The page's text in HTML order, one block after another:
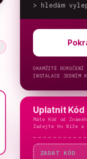
> hledám
OKAMŽITÉ DORUČENÍ
INSTALACE JEDNÍM
Uplatnit Kód
Máte Kód od
Zadejte Ho Níže a